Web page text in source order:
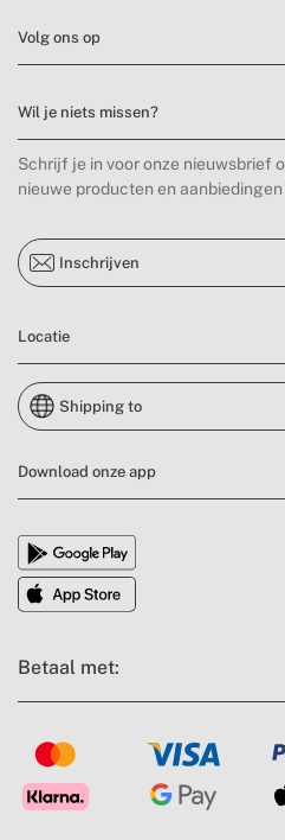
Volg ons op
Wil je niets missen?
Schrijf je in voor onze nieuwsbrief
nieuwe producten en
Inschrijven
Locatie
Shipping to
Download onze app
Betaal met: